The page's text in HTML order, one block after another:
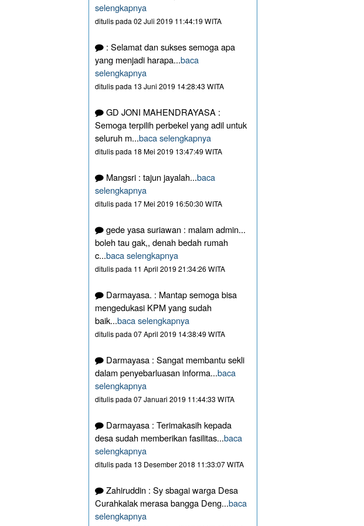
selengkapnya
ditulis pada 02 Juli 2019 11:44:19 WITA
: Selamat dan sukses semoga apa
yang menjadi harapa...baca
selengkapnya
ditulis pada 13 Juni 2019 14:28:43 WITA
GD JONI MAHENDRAYASA :
Semoga terpilih perbekel yang adil untuk
seluruh m...baca selengkapnya
ditulis pada 18 Mei 2019 13:47:49 WITA
Mangsri : tajun jayalah...baca
selengkapnya
ditulis pada 17 Mei 2019 16:50:30 WITA
gede yasa suriawan : malam admin...
boleh tau gak,, denah bedah rumah
c...baca selengkapnya
ditulis pada 11 April 2019 21:34:26 WITA
Darmayasa. : Mantap semoga bisa
mengedukasi KPM yang sudah
baik...baca selengkapnya
ditulis pada 07 April 2019 14:38:49 WITA
Darmayasa : Sangat membantu sekli
dalam penyebarluasan informa...baca
selengkapnya
ditulis pada 07 Januari 2019 11:44:33 WITA
Darmayasa : Terimakasih kepada
desa sudah memberikan fasilitas...baca
selengkapnya
ditulis pada 13 Desember 2018 11:33:07 WITA
Zahiruddin : Sy sbagai warga Desa
Curahkalak merasa bangga Deng...baca
selengkapnya